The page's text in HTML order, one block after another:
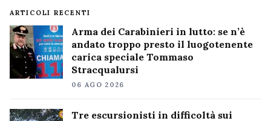
ARTICOLI RECENTI
Arma dei Carabinieri in lutto: se n’è
andato troppo presto il luogotenente
carica speciale Tommaso
Stracqualursi
06 AGO 2026
Tre escursionisti in difficoltà sui